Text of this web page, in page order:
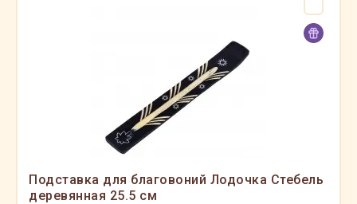
Подставка для благовоний Лодочка Стебель
деревянная 25.5 см